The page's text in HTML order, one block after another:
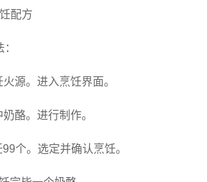
配方
源。进入烹饪界面。
酪。进行制作。
个。选定并确认烹饪。